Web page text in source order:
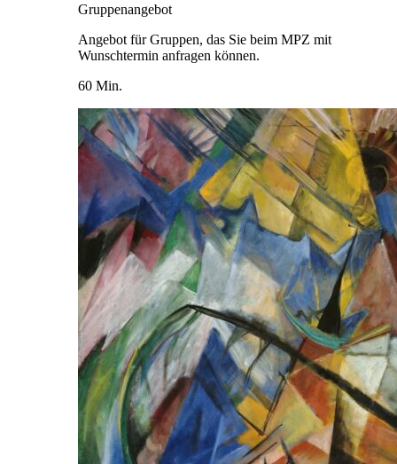
Gruppenangebot
Angebot für Gruppen, das Sie beim MPZ mit
Wunschtermin anfragen können.
60 Min.